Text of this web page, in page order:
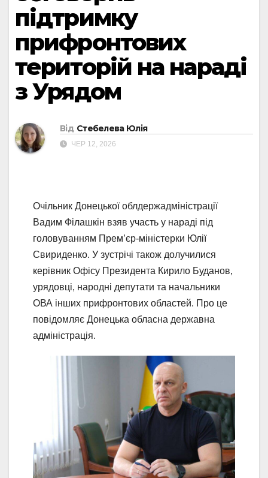
підтримку
прифронтових
територій на нараді
з Урядом
Від Стебелева Юлія
ЧЕР 12, 2026
Очільник Донецької облдержадміністрації
Вадим Філашкін взяв участь у нараді під
головуванням Прем’єр-міністерки Юлії
Свириденко. У зустрічі також долучилися
керівник Офісу Президента Кирило Буданов,
урядовці, народні депутати та начальники
ОВА інших прифронтових областей. Про це
повідомляє Донецька обласна державна
адміністрація.